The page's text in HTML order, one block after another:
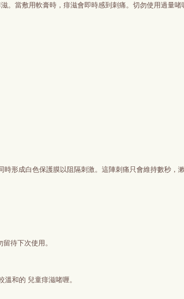
當敷用軟膏時，痱滋會即時感到刺痛。切勿使用過量
形成白色保護膜以阻隔刺激。這陣刺痛只會維持數秒，
待下次使用。
和的 兒童痱滋啫喱。